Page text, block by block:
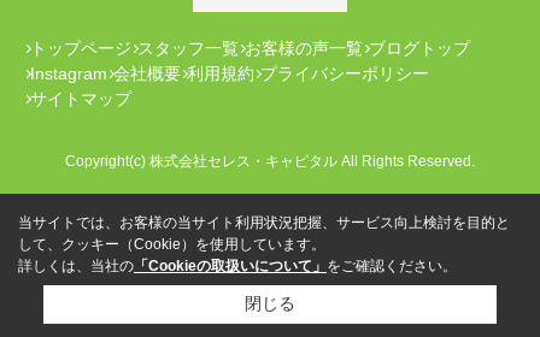
トップページ スタッフ一覧 お客様の声一覧 ブログトップ
Instagram 会社概要 利用規約 プライバシーポリシー
サイトマップ
Copyright(c) 株式会社セレス・キャピタル All Rights Reserved.
当サイトでは、お客様の当サイト利用状況把握、サービス向上検討を目的と
して、クッキー（Cookie）を使用しています。
詳しくは、当社の 「Cookieの取扱いについて」 をご確認ください。
閉じる